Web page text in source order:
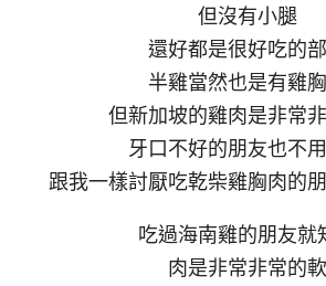
但沒有小腿
還好都是很好吃的
半雞當然也是有雞
但新加坡的雞肉是非常
牙口不好的朋友也不
跟我一樣討厭吃乾柴雞胸肉的
吃過海南雞的朋友就
肉是非常非常的軟